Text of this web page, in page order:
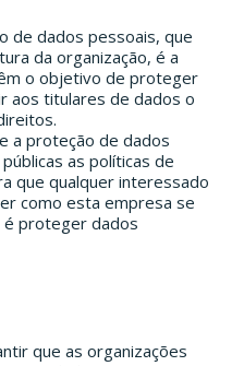
de dados pessoais, que
da organização, é a
o objetivo de proteger
aos titulares de dados o
a proteção de dados
as políticas de
que qualquer interessado
como esta empresa se
é proteger dados
que as organizações